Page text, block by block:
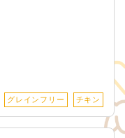
グレインフリー チキン